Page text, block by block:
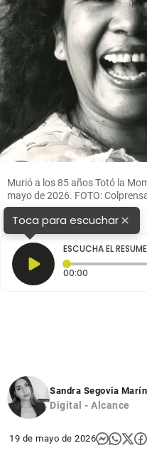
Murió a los 85 años Totó la
mayo de 2026. FOTO:
Toca para escuchar×
ESCUCHA EL
00:00 Tiempo
Sandra Segovia Marín
Digital - Alcance
19 de mayo de 2026